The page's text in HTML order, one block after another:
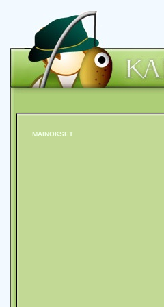
MAINOKSET